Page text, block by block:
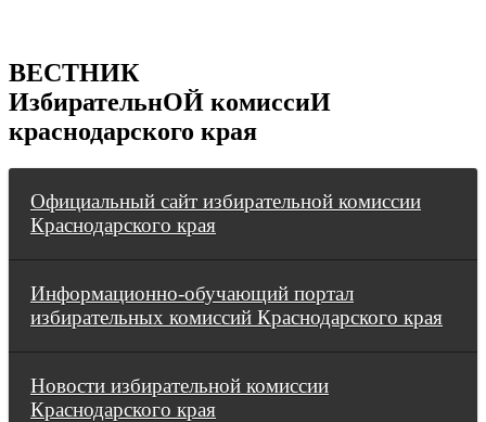
ВЕСТНИК
ИзбирательнОЙ комиссиИ
краснодарского края
Официальный сайт избирательной комиссии
Краснодарского края
Информационно-обучающий портал
избирательных комиссий Краснодарского края
Новости избирательной комиссии
Краснодарского края